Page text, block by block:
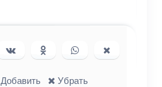
в Telegram
Поделиться ВКонтакте
Поделиться в
Одноклассниках
Поделиться в
WhatsApp
в X (Twitter)
Добавить Убрать